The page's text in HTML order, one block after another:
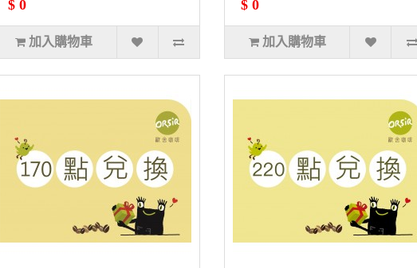
$ 0
加入購物車
$ 0
加入購物車